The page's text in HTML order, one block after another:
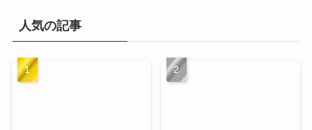
人気の記事